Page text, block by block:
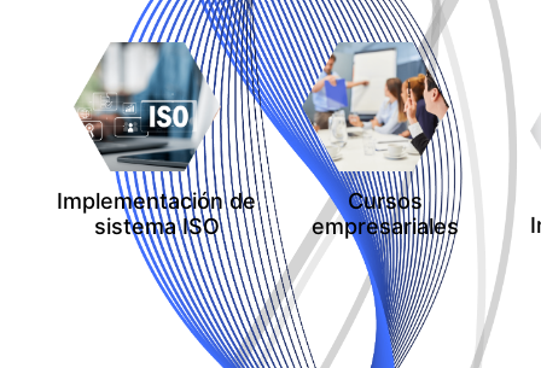
Implementación de
sistema ISO
Cursos
empresariales